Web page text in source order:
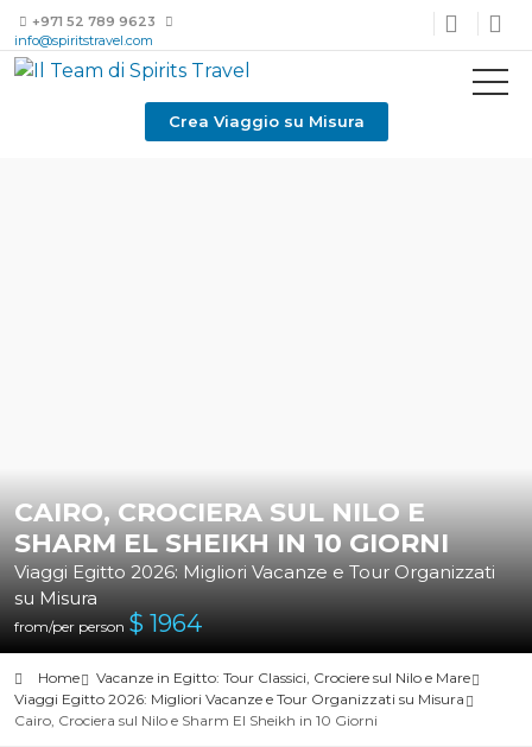
+971 52 789 9623
info@spiritstravel.com
Crea Viaggio su Misura
CAIRO, CROCIERA SUL NILO E
SHARM EL SHEIKH IN 10 GIORNI
Viaggi Egitto 2026: Migliori Vacanze e Tour Organizzati
su Misura
from/per person $ 1964
Home
Vacanze in Egitto: Tour Classici, Crociere sul Nilo e Mare
Viaggi Egitto 2026: Migliori Vacanze e Tour Organizzati su Misura
Cairo, Crociera sul Nilo e Sharm El Sheikh in 10 Giorni